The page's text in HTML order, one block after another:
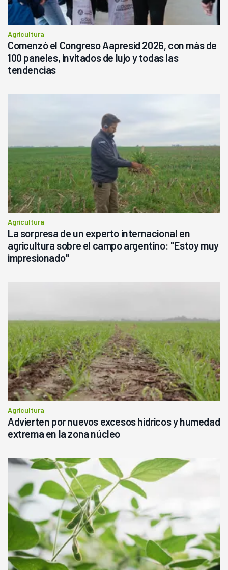
Agricultura
Comenzó el Congreso Aapresid 2026, con más de
100 paneles, invitados de lujo y todas las
tendencias
Agricultura
La sorpresa de un experto internacional en
agricultura sobre el campo argentino: "Estoy muy
impresionado"
Agricultura
Advierten por nuevos excesos hídricos y humedad
extrema en la zona núcleo